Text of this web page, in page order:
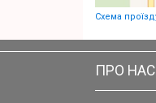
Схема
ПРО НАС